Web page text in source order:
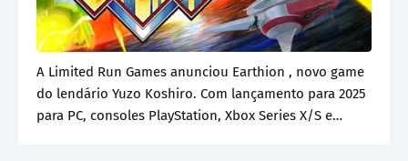
A Limited Run Games anunciou Earthion , novo game
do lendário Yuzo Koshiro. Com lançamento para 2025
para PC, consoles PlayStation, Xbox Series X/S e…